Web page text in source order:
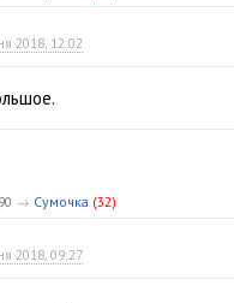
2018, 12:02
→ Сумочка (32)
2018, 09:27